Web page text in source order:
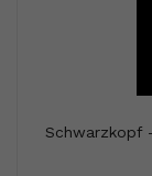
Schwarzkopf